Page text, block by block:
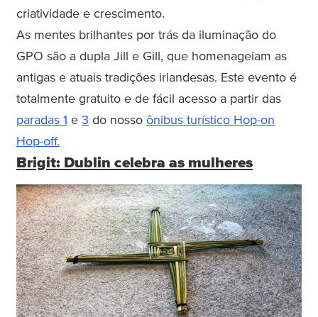
criatividade e crescimento.
As mentes brilhantes por trás da iluminação do
GPO são a dupla Jill e Gill, que homenageiam as
antigas e atuais tradições irlandesas. Este evento é
totalmente gratuito e de fácil acesso a partir das
paradas 1 e 3 do nosso ônibus turístico Hop-on
Hop-off.
Brigit: Dublin celebra as mulheres